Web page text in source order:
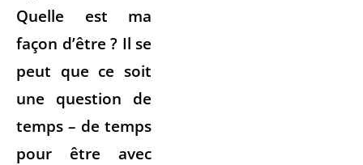
Quelle est ma
façon d’être ? Il se
peut que ce soit
une question de
temps – de temps
pour être avec